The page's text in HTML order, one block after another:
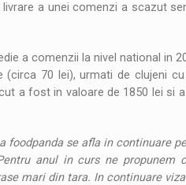
a unei comenzi a scazut
a comenzii la nivel national in
70 lei), urmati de clujeni
a fost in valoare de 1850 lei si
foodpanda se afla in continuare
anul in curs ne
mari din tara. In continuare